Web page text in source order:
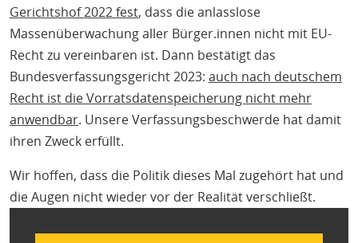
Gerichtshof 2022 fest, dass die anlasslose
Massenüberwachung aller Bürger.innen nicht mit EU-
Recht zu vereinbaren ist. Dann bestätigt das
Bundesverfassungsgericht 2023: auch nach deutschem
Recht ist die Vorratsdatenspeicherung nicht mehr
anwendbar. Unsere Verfassungsbeschwerde hat damit
ihren Zweck erfüllt.
Wir hoffen, dass die Politik dieses Mal zugehört hat und
die Augen nicht wieder vor der Realität verschließt.
Bild